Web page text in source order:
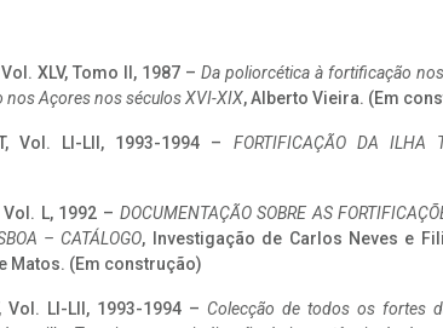
XLV, Tomo II, 1987 – Da poliorcética à fortificação
nos Açores nos séculos XVI-XIX, Alberto Vieira. (Em
Vol. LI-LII, 1993-1994 – FORTIFICAÇÃO DA ILHA
L, 1992 – DOCUMENTAÇÃO SOBRE AS
– CATÁLOGO, Investigação de Carlos Neves e
Matos. (Em construção)
Vol. LI-LII, 1993-1994 – Colecção de todos os fortes